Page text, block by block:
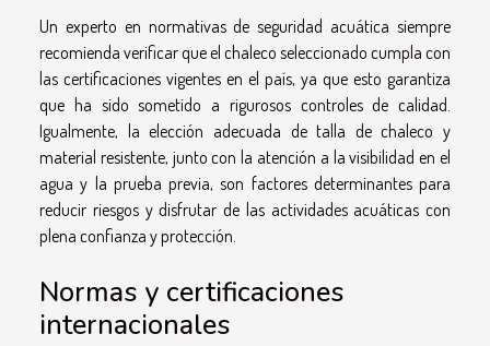
Un experto en normativas de seguridad acuática siempre
recomienda verificar que el chaleco seleccionado cumpla con
las certificaciones vigentes en el país, ya que esto garantiza
que ha sido sometido a rigurosos controles de calidad.
Igualmente, la elección adecuada de talla de chaleco y
material resistente, junto con la atención a la visibilidad en el
agua y la prueba previa, son factores determinantes para
reducir riesgos y disfrutar de las actividades acuáticas con
plena confianza y protección.
Normas y certificaciones
internacionales